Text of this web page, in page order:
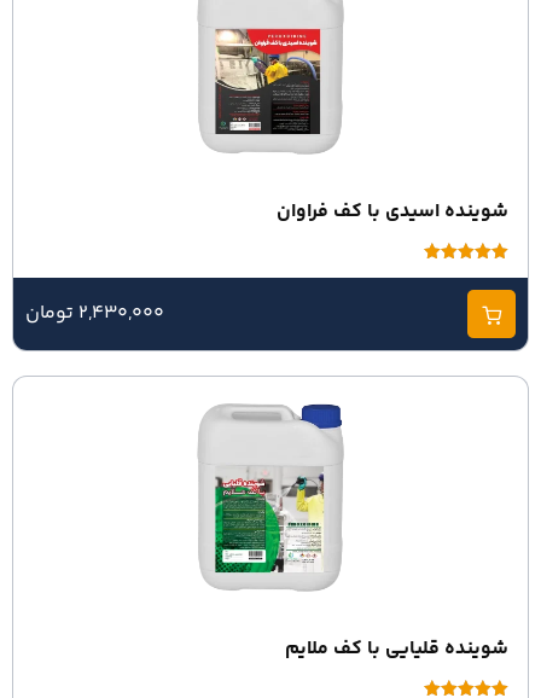
شوینده اسیدی با کف فراوان
امتیاز5.00
از 5
2,430,000 تومان
شوینده قلیایی با کف ملایم